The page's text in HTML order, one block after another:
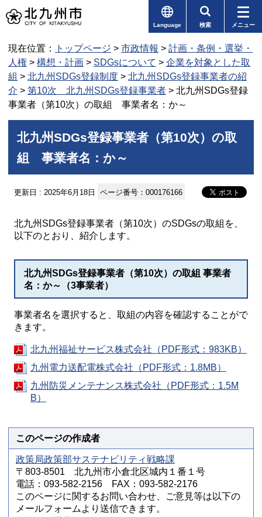
Language 検索 メニュー
現在位置： トップページ > 市政情報 > 計画・条例・選挙・
人権 > 構想・計画 > SDGsについて > 企業を対象とした取
組 > 北九州SDGs登録制度 > 北九州SDGs登録事業者の紹
介 > 第10次 北九州SDGs登録事業者 > 北九州SDGs登録
事業者（第10次）の取組 事業者名：か～
北九州SDGs登録事業者（第10次）の取
組 事業者名：か～
更新日 : 2025年6月18日 ページ番号：000176166
北九州SDGs登録事業者（第10次）のSDGsの取組を、
以下のとおり、紹介します。
北九州SDGs登録事業者（第10次）の取組 事業者
名：か～（3事業者）
事業者名を選択すると、取組の内容を確認することがで
きます。
北九州福祉サービス株式会社（PDF形式：983KB）
九州電力送配電株式会社（PDF形式：1.8MB）
九州防災メンテナンス株式会社（PDF形式：1.5M
B）
このページの作成者
政策局政策部サステナビリティ戦略課
〒803-8501 北九州市小倉北区城内１番１号
電話：093-582-2156 FAX：093-582-2176
このページに関するお問い合わせ、ご意見等は以下の
メールフォームより送信できます。